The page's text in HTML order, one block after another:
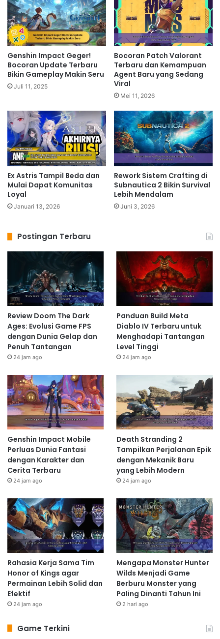
Genshin Impact Geger!
Bocoran Update Terbaru
Bikin Gameplay Makin Seru
Juli 11, 2025
Bocoran Patch Valorant
Terbaru dan Kemampuan
Agent Baru yang Sedang
Viral
Mei 11, 2026
Ex Astris Tampil Beda dan
Mulai Dapat Komunitas
Loyal
Januari 13, 2026
Rework Sistem Crafting di
Subnautica 2 Bikin Survival
Lebih Mendalam
Juni 3, 2026
Postingan Terbaru
Review Doom The Dark
Ages: Evolusi Game FPS
dengan Dunia Gelap dan
Penuh Tantangan
24 jam ago
Panduan Build Meta
Diablo IV Terbaru untuk
Menghadapi Tantangan
Level Tinggi
24 jam ago
Genshin Impact Mobile
Perluas Dunia Fantasi
dengan Karakter dan
Cerita Terbaru
24 jam ago
Death Stranding 2
Tampilkan Perjalanan Epik
dengan Mekanik Baru
yang Lebih Modern
24 jam ago
Rahasia Kerja Sama Tim
Honor of Kings agar
Permainan Lebih Solid dan
Efektif
24 jam ago
Mengapa Monster Hunter
Wilds Menjadi Game
Berburu Monster yang
Paling Dinanti Tahun Ini
2 hari ago
Game Terkini